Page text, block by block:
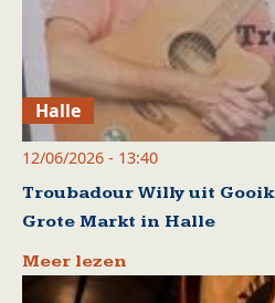
Halle
12/06/2026 - 13:40
Troubadour Willy uit
Grote Markt in Halle
Meer lezen